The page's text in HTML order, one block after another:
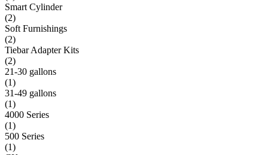
Smart Cylinder
(2)
Soft Furnishings
(2)
Tiebar Adapter Kits
(2)
21-30 gallons
(1)
31-49 gallons
(1)
4000 Series
(1)
500 Series
(1)